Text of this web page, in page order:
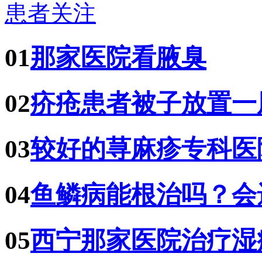
患者关注
01那家医院看腋臭
02疥疮患者被子放置
03较好的荨麻疹专科
04鱼鳞病能根治吗？
05西宁那家医院治疗